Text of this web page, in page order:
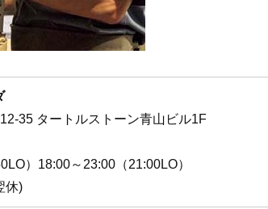
35 タートルストーン青山ビル1F
）18:00～23:00（21:00LO）
休)